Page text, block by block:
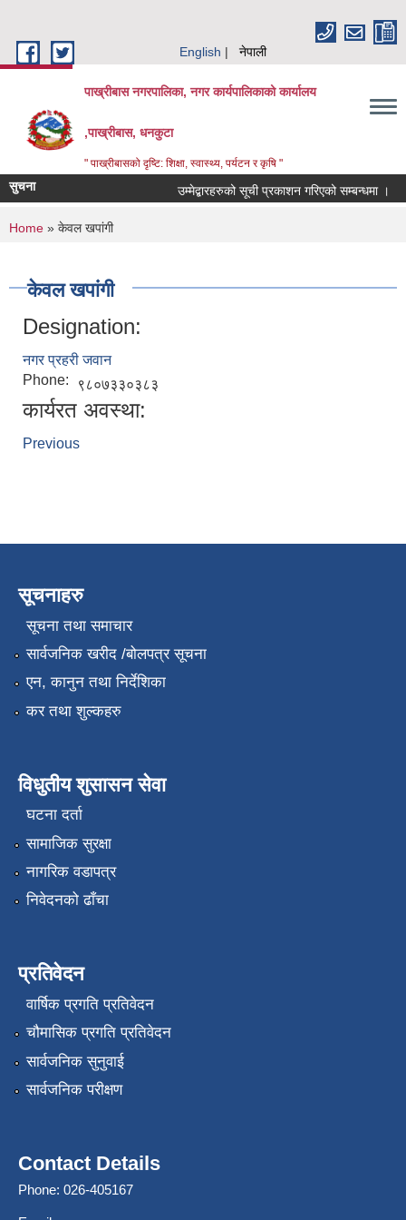
English नेपाली
पाख्रीबास नगरपालिका, नगर कार्यपालिकाको कार्यालय
,पाख्रीबास, धनकुटा
" पाख्रीबासको दृष्टि: शिक्षा, स्वास्थ्य, पर्यटन र कृषि "
सुचना उम्मेद्बारहरुको सूची प्रकाशन गरिएको सम्बन्धमा ।
You are here
Home » केवल खपांगी
केवल खपांगी
Designation:
नगर प्रहरी जवान
Phone:
९८०७३३०३८३
कार्यरत अवस्था:
Previous
सूचनाहरु
सूचना तथा समाचार
सार्वजनिक खरीद /बोलपत्र सूचना
एन, कानुन तथा निर्देशिका
कर तथा शुल्कहरु
विधुतीय शुसासन सेवा
घटना दर्ता
सामाजिक सुरक्षा
नागरिक वडापत्र
निवेदनको ढाँचा
प्रतिवेदन
वार्षिक प्रगति प्रतिवेदन
चौमासिक प्रगति प्रतिवेदन
सार्वजनिक सुनुवाई
सार्वजनिक परीक्षण
Contact Details
Phone: 026-405167